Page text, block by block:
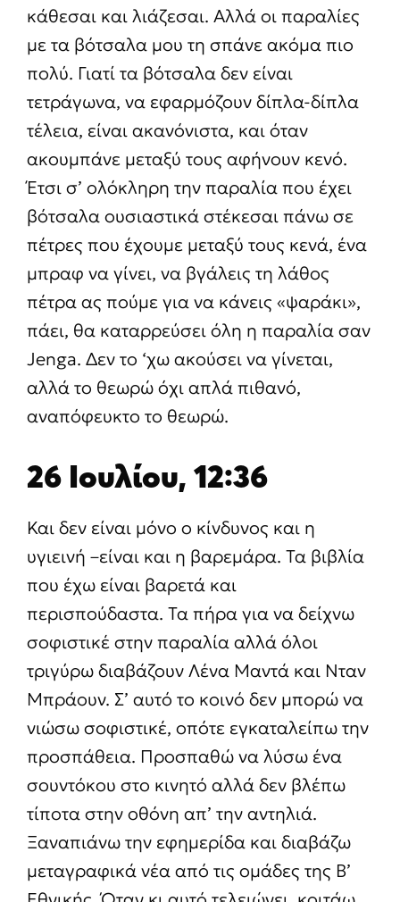
κάθεσαι και λιάζεσαι. Αλλά οι παραλίες
με τα βότσαλα μου τη σπάνε ακόμα πιο
πολύ. Γιατί τα βότσαλα δεν είναι
τετράγωνα, να εφαρμόζουν δίπλα-δίπλα
τέλεια, είναι ακανόνιστα, και όταν
ακουμπάνε μεταξύ τους αφήνουν κενό.
Έτσι σ’ ολόκληρη την παραλία που έχει
βότσαλα ουσιαστικά στέκεσαι πάνω σε
πέτρες που έχουμε μεταξύ τους κενά, ένα
μπραφ να γίνει, να βγάλεις τη λάθος
πέτρα ας πούμε για να κάνεις «ψαράκι»,
πάει, θα καταρρεύσει όλη η παραλία σαν
Jenga. Δεν το ‘χω ακούσει να γίνεται,
αλλά το θεωρώ όχι απλά πιθανό,
αναπόφευκτο το θεωρώ.
26 Ιουλίου, 12:36
Και δεν είναι μόνο ο κίνδυνος και η
υγιεινή –είναι και η βαρεμάρα. Τα βιβλία
που έχω είναι βαρετά και
περισπούδαστα. Τα πήρα για να δείχνω
σοφιστικέ στην παραλία αλλά όλοι
τριγύρω διαβάζουν Λένα Μαντά και Νταν
Μπράουν. Σ’ αυτό το κοινό δεν μπορώ να
νιώσω σοφιστικέ, οπότε εγκαταλείπω την
προσπάθεια. Προσπαθώ να λύσω ένα
σουντόκου στο κινητό αλλά δεν βλέπω
τίποτα στην οθόνη απ’ την αντηλιά.
Ξαναπιάνω την εφημερίδα και διαβάζω
μεταγραφικά νέα από τις ομάδες της Β’